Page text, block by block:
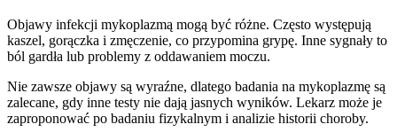
Objawy infekcji mykoplazmą mogą być różne. Często występują
kaszel, gorączka i zmęczenie, co przypomina grypę. Inne sygnały to
ból gardła lub problemy z oddawaniem moczu.
Nie zawsze objawy są wyraźne, dlatego badania na mykoplazmę są
zalecane, gdy inne testy nie dają jasnych wyników. Lekarz może je
zaproponować po badaniu fizykalnym i analizie historii choroby.